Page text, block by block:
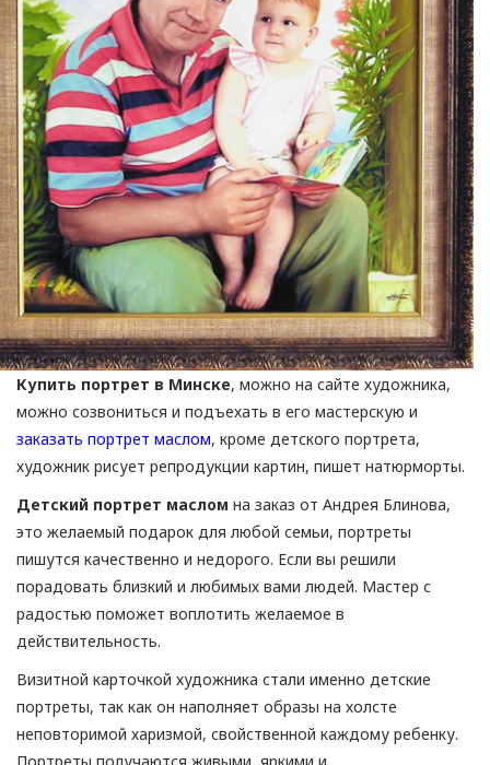
Купить портрет в Минске, можно на сайте художника,
можно созвониться и подъехать в его мастерскую и
заказать портрет маслом, кроме детского портрета,
художник рисует репродукции картин, пишет натюрморты.
Детский портрет маслом на заказ от Андрея Блинова,
это желаемый подарок для любой семьи, портреты
пишутся качественно и недорого. Если вы решили
порадовать близкий и любимых вами людей. Мастер с
радостью поможет воплотить желаемое в
действительность.
Визитной карточкой художника стали именно детские
портреты, так как он наполняет образы на холсте
неповторимой харизмой, свойственной каждому ребенку.